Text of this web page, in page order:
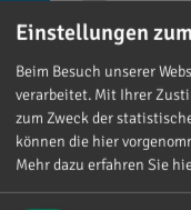
Mein
„Danke!“ 😊
vielen lieben
über jede
ist alles andere
Einstellungen
Beim Besuch unserer
verarbeitet. Mit Ihrer
zum Zweck der
können die hier
Mehr dazu erfahren Sie